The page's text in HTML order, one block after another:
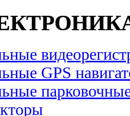
GPS